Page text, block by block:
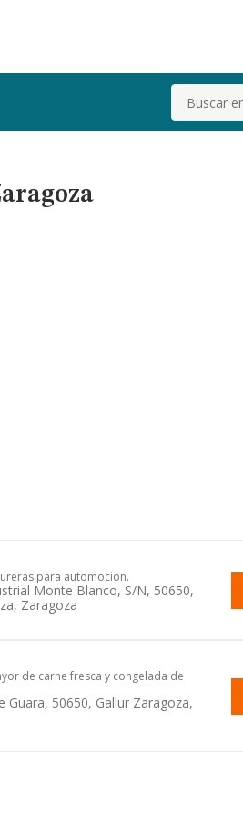
Buscar
para automocion.
Monte Blanco, S/n, 50650,
Zaragoza
de carne fresca y congelada de
Guara, 50650, Gallur Zaragoza,